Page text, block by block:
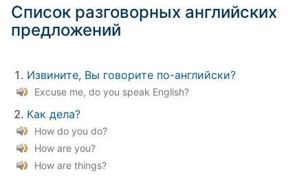
Список разговорных английских
предложений
Извините, Вы говорите по-английски?
Excuse me, do you speak English?
Как дела?
How do you do?
How are you?
How are things?